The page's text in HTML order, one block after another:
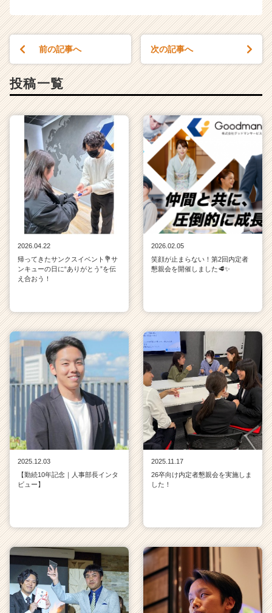
前の記事へ 次の記事へ
投稿一覧
2026.04.22
帰ってきたサンクスイベント💐サ
ンキューの日に“ありがとう”を伝
え合おう！
2026.02.05
笑顔が止まらない！第2回内定者
懇親会を開催しました🥩✨
2025.12.03
【勤続10年記念｜人事部長インタ
ビュー】
2025.11.17
26卒向け内定者懇親会を実施しま
した！